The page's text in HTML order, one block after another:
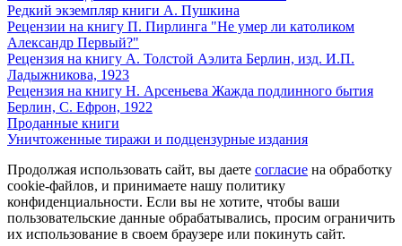
Редкий экземпляр книги А. Пушкина
Рецензии на книгу П. Пирлинга "Не умер ли католиком
Александр Первый?"
Рецензия на книгу А. Толстой Аэлита Берлин, изд. И.П.
Ладыжникова, 1923
Рецензия на книгу Н. Арсеньева Жажда подлинного бытия
Берлин, С. Ефрон, 1922
Проданные книги
Уничтоженные тиражи и подцензурные издания
Продолжая использовать сайт, вы даете согласие на обработку
cookie-файлов, и принимаете нашу политику
конфиденциальности. Если вы не хотите, чтобы ваши
пользовательские данные обрабатывались, просим ограничить
их использование в своем браузере или покинуть сайт.